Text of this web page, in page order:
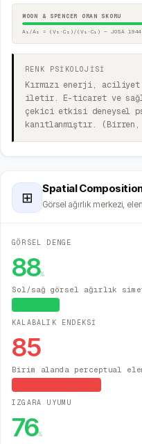
MOON & SPENCER ORAN SKORU
A₁/A₂ = (V₂·C₂)/(V₁·C₁) — JOSA 1944
RENK PSİKOLOJİSİ
Kırmızı enerji, aciliyet
iletir. E-ticaret ve
çekici etkisi deneysel
kanıtlanmıştır. (Birren,
⊞
Spatial
Görsel ağırlık merkezi,
GÖRSEL DENGE
88%
Sol/sağ görsel ağırlık
KALABALIK ENDEKSİ
85
Birim alanda perceptual
IZGARA UYUMU
76%